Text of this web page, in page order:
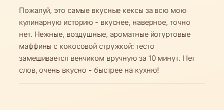
Пожалуй, это самые вкусные кексы за всю мою
кулинарную историю - вкуснее, наверное, точно
нет. Нежные, воздушные, ароматные йогуртовые
маффины с кокосовой стружкой: тесто
замешивается венчиком вручную за 10 минут. Нет
слов, очень вкусно - быстрее на кухню!